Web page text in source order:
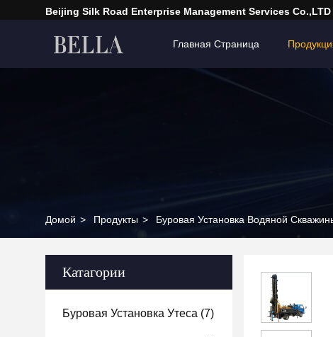
Beijing Silk Road Enterprise Management Services Co.,LTD
Главная Страница
Домой > Продукты > Буровая Установка Водяной
Катагории
Буровая Установка Утеса (7)